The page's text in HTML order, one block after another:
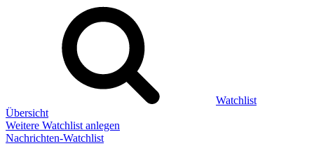
Watchlist
Übersicht
Weitere Watchlist anlegen
Nachrichten-Watchlist